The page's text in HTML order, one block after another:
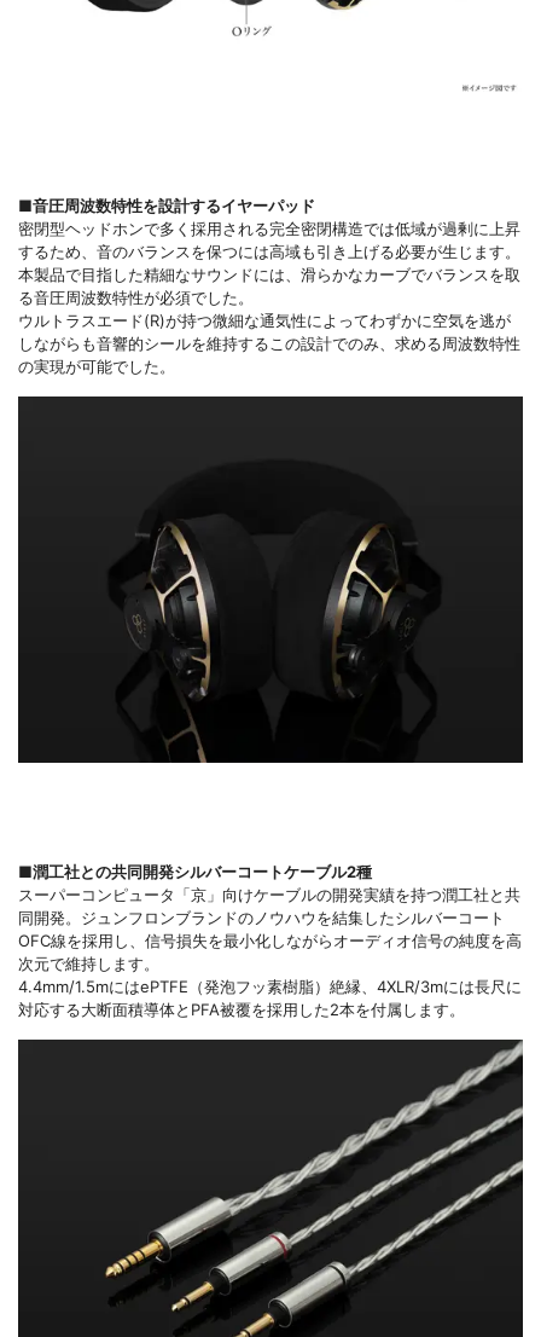
■音圧周波数特性を設計するイヤーパッド
密閉型ヘッドホンで多く採用される完全密閉構造では低域が過剰に上昇
するため、音のバランスを保つには高域も引き上げる必要が生じます。
本製品で目指した精細なサウンドには、滑らかなカーブでバランスを取
る音圧周波数特性が必須でした。
ウルトラスエード(R)が持つ微細な通気性によってわずかに空気を逃が
しながらも音響的シールを維持するこの設計でのみ、求める周波数特性
の実現が可能でした。
■潤工社との共同開発シルバーコートケーブル2種
スーパーコンピュータ「京」向けケーブルの開発実績を持つ潤工社と共
同開発。ジュンフロンブランドのノウハウを結集したシルバーコート
OFC線を採用し、信号損失を最小化しながらオーディオ信号の純度を高
次元で維持します。
4.4mm/1.5mにはePTFE（発泡フッ素樹脂）絶縁、4XLR/3mには長尺に
対応する大断面積導体とPFA被覆を採用した2本を付属します。